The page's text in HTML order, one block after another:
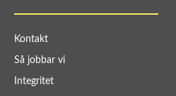
Kontakt
Så jobbar vi
Integritet